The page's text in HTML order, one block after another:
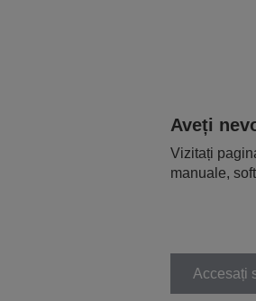
Aveți
Vizitați
manuale,
Accesați